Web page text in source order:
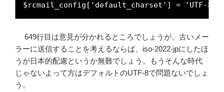
$rcmail_config['default_charset'] = 'UTF-8';
649行目は意見が分かれるところでしょうが、古いメー
ラーに送信することを考えるならば、iso-2022-jpにしたほ
うが日本的配慮というか無難でしょう。もうそんな時代
じゃないよって方はデフォルトのUTF-8で問題ないでしょ
う。